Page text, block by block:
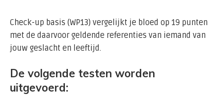
Check-up basis (WP13) vergelijkt je bloed op 19 punten
met de daarvoor geldende referenties van iemand van
jouw geslacht en leeftijd.
De volgende testen worden
uitgevoerd: